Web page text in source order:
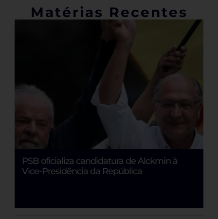
Matérias Recentes
PSB oficializa candidatura de Alckmin à
Vice-Presidência da República